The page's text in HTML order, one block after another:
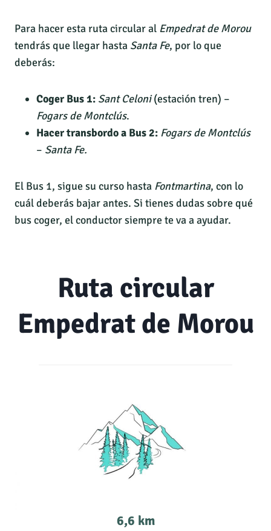
Para hacer esta ruta circular al Empedrat de Morou
tendrás que llegar hasta Santa Fe, por lo que
deberás:
Coger Bus 1: Sant Celoni(estación tren) –
Fogars de Montclús.
Hacer transbordo a Bus 2: Fogars de Montclús
– Santa Fe.
El Bus 1, sigue su curso hasta Fontmartina, con lo
cuál deberás bajar antes. Si tienes dudas sobre qué
bus coger, el conductor siempre te va a ayudar.
Ruta circular
Empedrat de Morou
6,6 km